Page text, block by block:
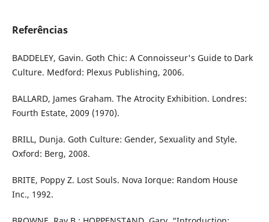
Referências
BADDELEY, Gavin. Goth Chic: A Connoisseur's Guide to Dark
Culture. Medford: Plexus Publishing, 2006.
BALLARD, James Graham. The Atrocity Exhibition. Londres:
Fourth Estate, 2009 (1970).
BRILL, Dunja. Goth Culture: Gender, Sexuality and Style.
Oxford: Berg, 2008.
BRITE, Poppy Z. Lost Souls. Nova Iorque: Random House
Inc., 1992.